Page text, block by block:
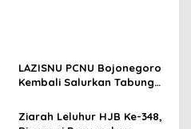
LAZISNU PCNU Bojonegoro
Kembali Salurkan Tabung
Kepada LAZISNU MWCNU
Ngraho.
Ziarah Leluhur HJB Ke-348,